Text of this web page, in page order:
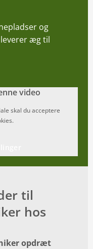
og
æg til
video
skal du acceptere
til
hos
opdræt